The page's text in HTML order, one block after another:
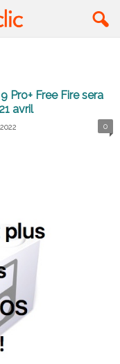
Pro+ Free Fire sera
avril
0